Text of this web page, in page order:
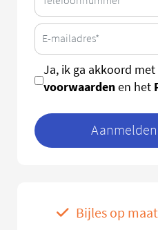
Ja, ik ga akkoord met
voorwaardenen het
Bijles op maat